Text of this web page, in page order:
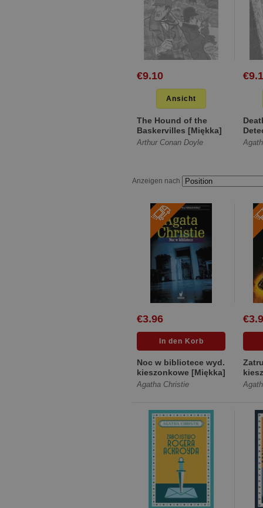
€9.10
Ansicht
The Hound of the
Baskervilles [Miękka]
Arthur Conan Doyle
Anzeigen nach
€3.96
Noc w bibliotece wyd.
kieszonkowe [Miękka]
Agatha Christie